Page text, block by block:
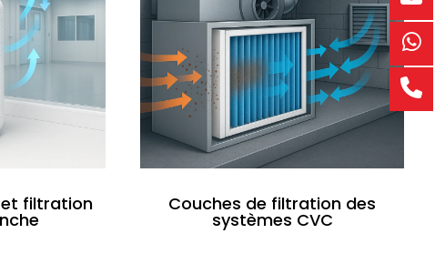
filtration Couches de filtration des
systèmes CVC